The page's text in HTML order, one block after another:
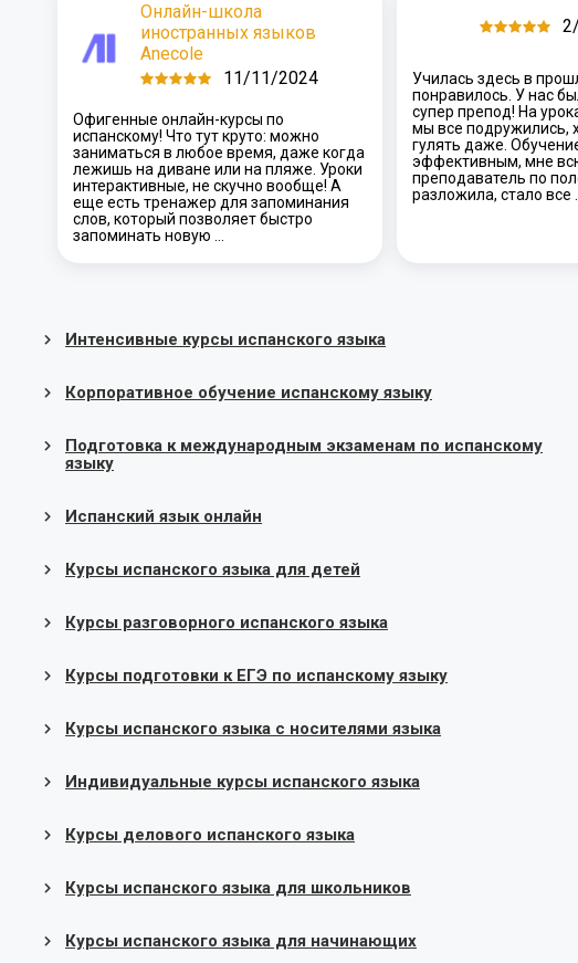
Онлайн-школа
иностранных языков
Anecole
11/11/2024
Офигенные онлайн-курсы по
испанскому! Что тут круто: можно
заниматься в любое время, даже когда
лежишь на диване или на пляже. Уроки
интерактивные, не скучно вообще! А
еще есть тренажер для запоминания
слов, который позволяет быстро
запоминать новую …
Училась здесь в
понравилось. У нас
супер препод! На
мы все подружились,
гулять даже.
эффективным, мне
преподаватель по
разложила, стало все …
Интенсивные курсы испанского языка
Корпоративное обучение испанскому языку
Подготовка к международным экзаменам по испанскому
языку
Испанский язык онлайн
Курсы испанского языка для детей
Курсы разговорного испанского языка
Курсы подготовки к ЕГЭ по испанскому языку
Курсы испанского языка с носителями языка
Индивидуальные курсы испанского языка
Курсы делового испанского языка
Курсы испанского языка для школьников
Курсы испанского языка для начинающих